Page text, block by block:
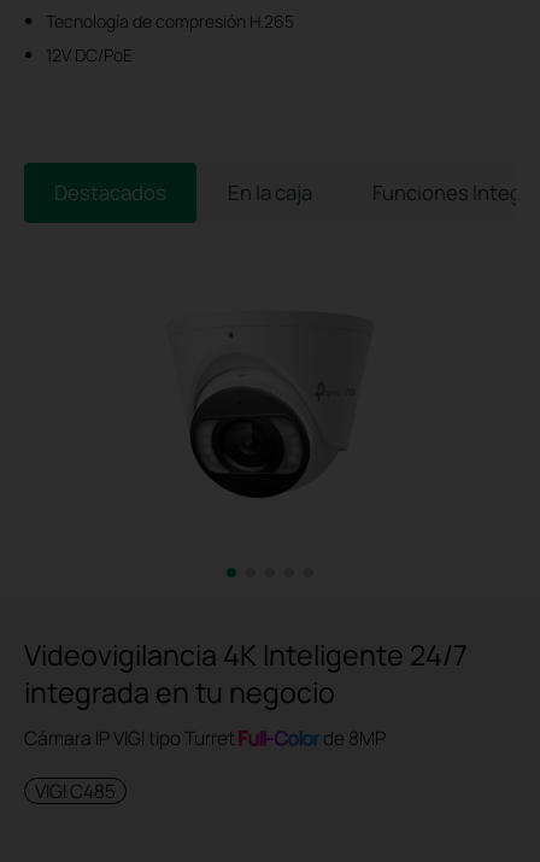
Tecnología de compresión H.265
12V DC/PoE
Destacados En la caja Funciones
Videovigilancia 4K Inteligente 24/7
integrada en tu negocio
Cámara IP VIGI tipo TurretFull-Colorde 8MP
VIGI C485